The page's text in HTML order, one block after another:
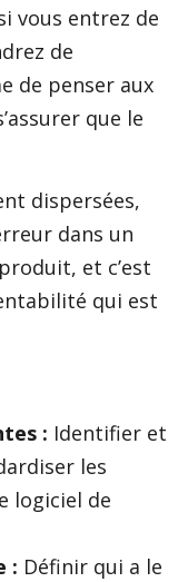
vous entrez de
de
de penser aux
que le
dispersées,
dans un
et c’est
qui est
: Identifier et
les
logiciel de
: Définir qui a le